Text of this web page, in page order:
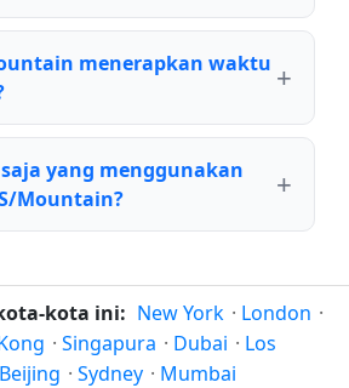
menerapkan waktu
yang menggunakan
Mountain?
kota ini: New York · London ·
· Singapura · Dubai · Los
Beijing · Sydney · Mumbai